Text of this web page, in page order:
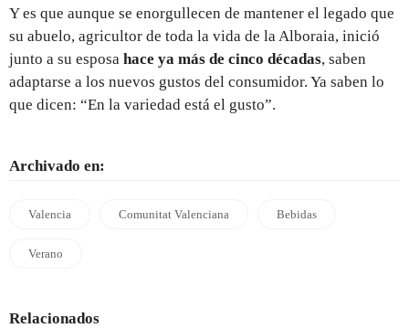
Y es que aunque se enorgullecen de mantener el legado que
su abuelo, agricultor de toda la vida de la Alboraia, inició
junto a su esposa hace ya más de cinco décadas, saben
adaptarse a los nuevos gustos del consumidor. Ya saben lo
que dicen: “En la variedad está el gusto”.
Archivado en:
Valencia Comunitat Valenciana Bebidas
Verano
Relacionados